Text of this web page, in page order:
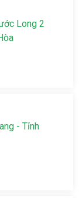
Long 2
- Tỉnh